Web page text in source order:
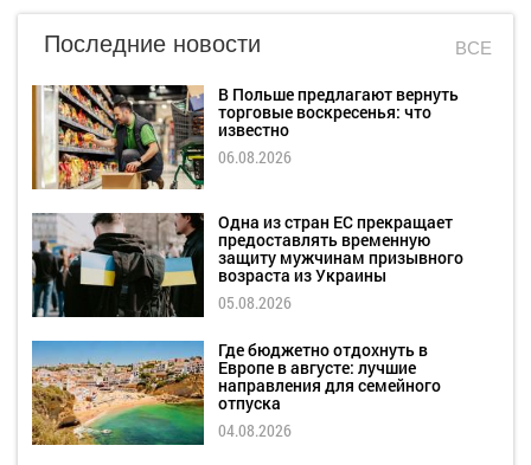
Последние новости ВСЕ
В Польше предлагают вернуть
торговые воскресенья: что
известно
06.08.2026
Одна из стран ЕС прекращает
предоставлять временную
защиту мужчинам призывного
возраста из Украины
05.08.2026
Где бюджетно отдохнуть в
Европе в августе: лучшие
направления для семейного
отпуска
04.08.2026